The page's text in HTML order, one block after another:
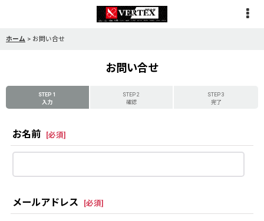
ホーム > お問い合せ
お問い合せ
STEP 1
入力
STEP 2
確認
STEP 3
完了
お名前 [必須]
メールアドレス [必須]